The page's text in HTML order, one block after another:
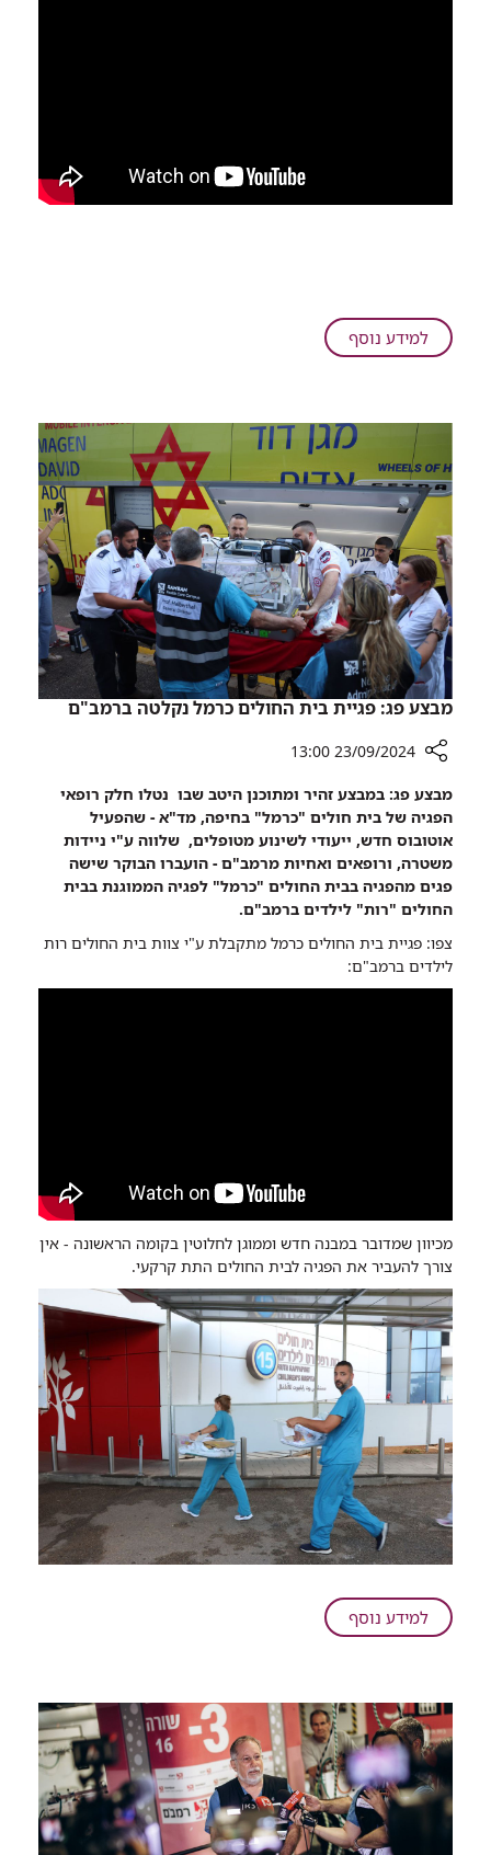
למידע נוסףעל
חסר
ל-450
ילדים
נפתחה
במתחם
התת-קרקעי
והממוגן
בישראל,
ברמב"ם
מבצע פג: פגיית בית החולים כרמל נקלטה ברמב"ם
שיתוף
מבצע
פג:
פגיית
בית
החולים
כרמל
נקלטה
ברמב"ם
23/09/2024 13:00
מבצע פג: במבצע זהיר ומתוכנן היטב שבו נטלו חלק רופאי
הפגיה של בית חולים "כרמל" בחיפה, מד"א - שהפעיל
אוטובוס חדש, ייעודי לשינוע מטופלים, שלווה ע"י ניידות
משטרה, ורופאים ואחיות מרמב"ם - הועברו הבוקר שישה
פגים מהפגיה בבית החולים "כרמל" לפגיה הממוגנת בבית
החולים "רות" לילדים ברמב"ם.
צפו: פגיית בית החולים כרמל מתקבלת ע"י צוות בית החולים רות
לילדים ברמב"ם:
מכיוון שמדובר במבנה חדש וממוגן לחלוטין בקומה הראשונה - אין
צורך להעביר את הפגיה לבית החולים התת קרקעי.
למידע נוסףעל
מבצע
בית
החולים
כרמל
נקלטה
ברמב"ם